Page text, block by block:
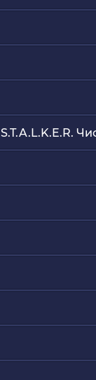
S.T.A.L.K.E.R.